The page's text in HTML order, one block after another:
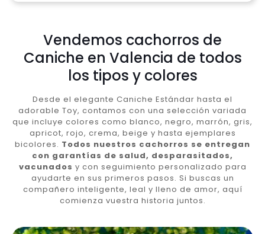
Vendemos cachorros de
Caniche en Valencia de todos
los tipos y colores
Desde el elegante Caniche Estándar hasta el
adorable Toy, contamos con una selección variada
que incluye colores como blanco, negro, marrón, gris,
apricot, rojo, crema, beige y hasta ejemplares
bicolores. Todos nuestros cachorros se entregan
con garantías de salud, desparasitados,
vacunados y con seguimiento personalizado para
ayudarte en sus primeros pasos. Si buscas un
compañero inteligente, leal y lleno de amor, aquí
comienza vuestra historia juntos.